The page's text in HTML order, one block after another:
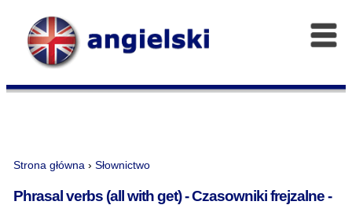
Strona główna› Słownictwo
Phrasal verbs (all with get) - Czasowniki frejzalne -